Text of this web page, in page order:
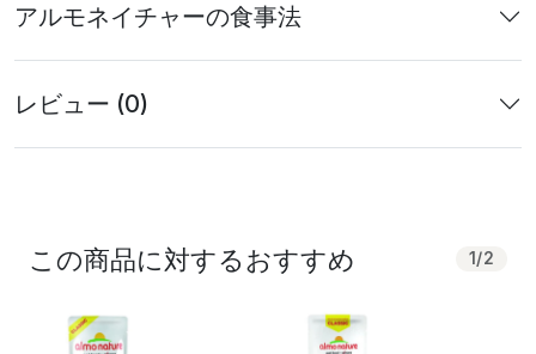
アルモネイチャーの食事法
レビュー (0)
この商品に対するおすすめ 1 /2